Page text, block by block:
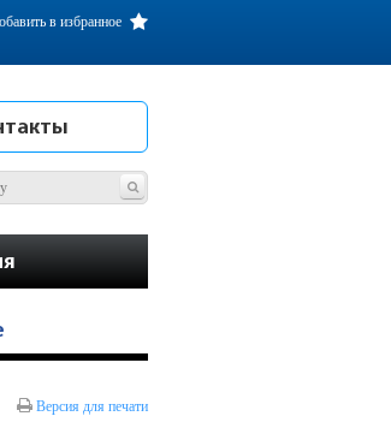
в избранное
Версия для печати